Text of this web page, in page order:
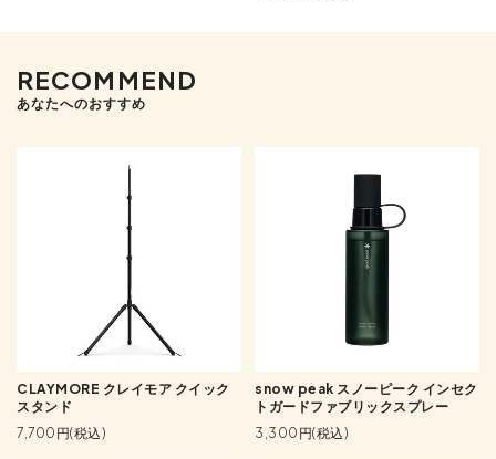
RECOMMEND
あなたへのおすすめ
CLAYMORE クレイモア クイック
スタンド
7,700円(税込)
snow peak スノーピーク インセク
トガードファブリックスプレー
3,300円(税込)